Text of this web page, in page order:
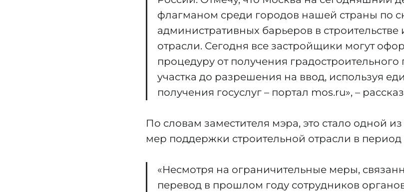
флагманом среди городов нашей страны по
административных барьеров в
отрасли. Сегодня все застройщики могут
процедуру от получения
участка до разрешения на ввод, используя
получения госуслуг – портал mos.ru», –
По словам заместителя мэра, это стало одной
мер поддержки строительной отрасли в
«Несмотря на ограничительные меры,
перевод в прошлом году сотрудников